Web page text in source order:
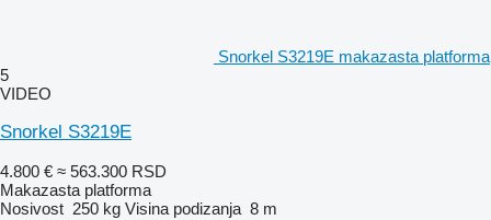
Snorkel S3219E makazasta platforma
5
VIDEO
Snorkel S3219E
4.800 € ≈ 563.300 RSD
Makazasta platforma
Nosivost 250 kg Visina podizanja 8 m